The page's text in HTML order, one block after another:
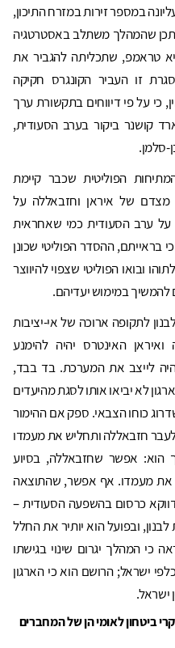
במספר זירות במזרח התיכון,
שהמהלך משתלב באסטרטגיה
טראמפ, שתכליתה להגביר את
זו העביר הקונגרס חקיקה
כי על פי דיווחים בתקשורת ערך
קושנר ביקור בערב הסעודית,
סלמן.
הפוליטית שכבר קיימת
מצדם של איראן וחזבאללה על
ערב הסעודית כמי שאחראית
בראייתם, ההסדר הפוליטי שכונן
ובואו הפוליטי שצפוי להיווצר
להמשיך במימוש יעדיהם.
לתקופה ארוכה של אי-יציבות
האינטרס יהיה להימנע
לייצב את המערכת. בד בבד,
לא יביאו אותו לסגת מהיעדים
כוחו הצבאי. ספק אם ההימור
חזבאללה ותחליש את מעמדו
הוא: אפשר שחזבאללה, בסיוע
את מעמדו. אף אפשר, שהתוצאה
כרסום בהשפעה הסעודית –
ובפועל הוא יותיר את החלל
כי המהלך יגרום שינוי בגישתו
ישראל; הרושם הוא כי הארגון
ישראל.
ביטחון לאומי הן של המחברים